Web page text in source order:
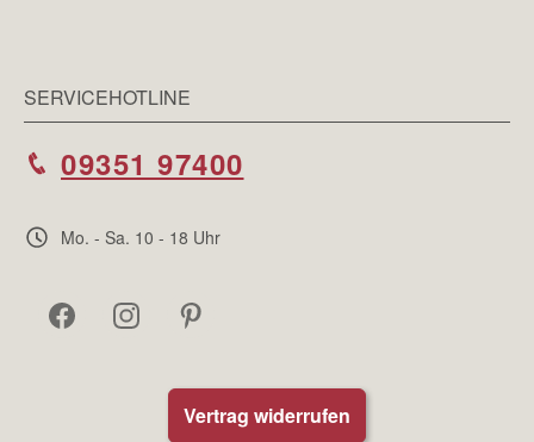
SERVICEHOTLINE
09351 97400
Mo. - Sa. 10 - 18 Uhr
Vertrag widerrufen